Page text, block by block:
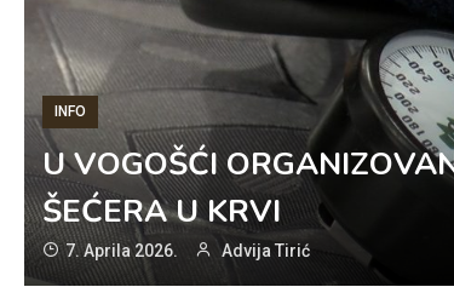
INFO
U VOGOŠĆI
ŠEĆERA U KRVI
7. Aprila 2026. Advija Tirić